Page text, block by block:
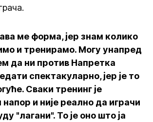
ме форма, јер знам колико
и тренирамо. Могу унапред
да ни против Напретка
спектакуларно, јер је то
Сваки тренинг је
и није реално да играчи
"лагани". То је оно што ја